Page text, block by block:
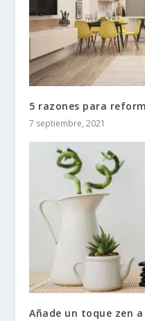
5 razones para
7 septiembre, 2021
Añade un toque zen